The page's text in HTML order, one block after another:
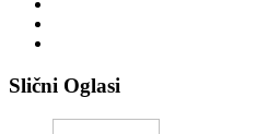
Slični Oglasi